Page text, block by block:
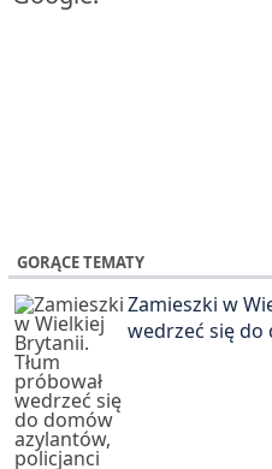
GORĄCE TEMATY
Zamieszki w
wedrzeć się